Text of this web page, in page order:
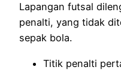
Lapangan futsal
penalti, yang tidak
sepak bola.
Titik penalti